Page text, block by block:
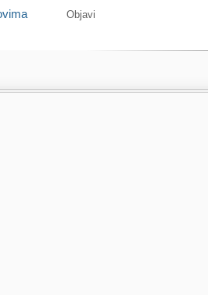
Objavi